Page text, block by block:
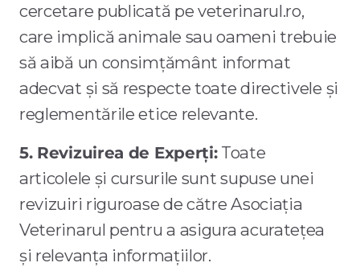
cercetare publicată pe veterinarul.ro,
care implică animale sau oameni trebuie
să aibă un consimțământ informat
adecvat și să respecte toate directivele și
reglementările etice relevante.
5. Revizuirea de Experți:Toate
articolele și cursurile sunt supuse unei
revizuiri riguroase de către Asociația
Veterinarul pentru a asigura acuratețea
și relevanța informațiilor.